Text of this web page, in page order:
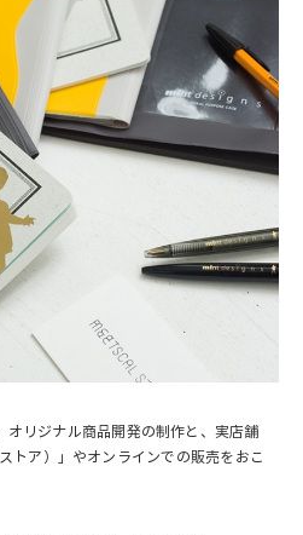
オリジナル商品開発の制作と、実店舗
ストア）」やオンラインでの販売をおこ